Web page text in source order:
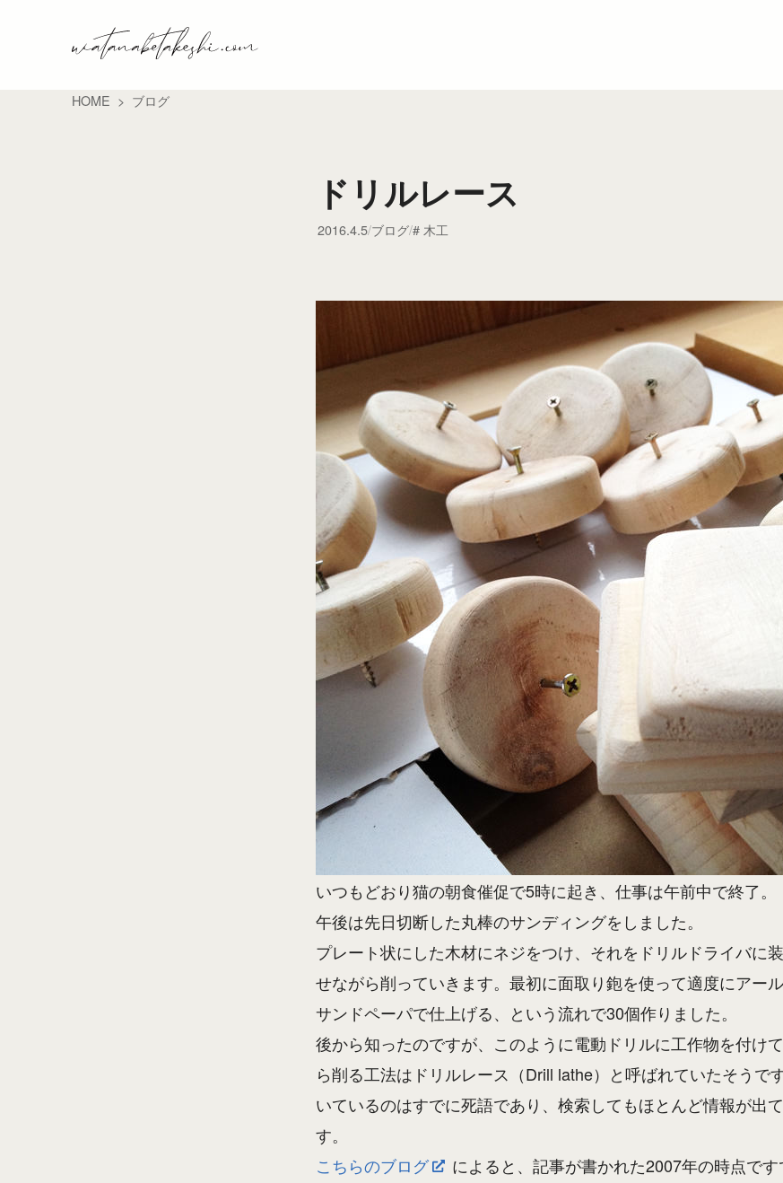
HOME ブログ
ドリルレース
2016.4.5 ブログ 木工
いつもどおり猫の朝食催促で5時に起き、仕事は午前中で終了。
午後は先日切断した丸棒のサンディングをしました。
プレート状にした木材にネジをつけ、それをドリルドライバに
せながら削っていきます。最初に面取り鉋を使って適度にアー
サンドペーパで仕上げる、という流れで30個作りました。
後から知ったのですが、このように電動ドリルに工作物を付け
ら削る工法はドリルレース（Drill lathe）と呼ばれていたそうで
いているのはすでに死語であり、検索してもほとんど情報が出
す。
こちらのブログ
によると、記事が書かれた2007年の時点で